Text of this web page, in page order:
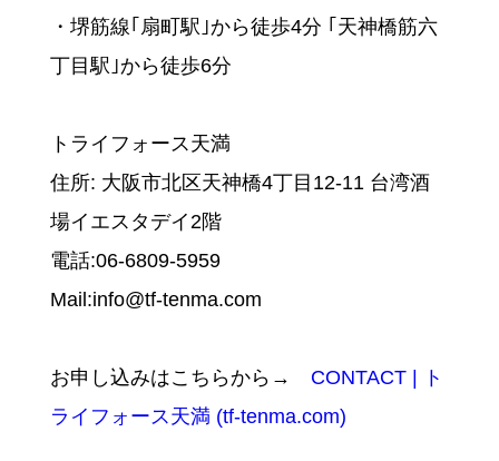
・堺筋線｢扇町駅｣から徒歩4分 ｢天神橋筋六
丁目駅｣から徒歩6分
トライフォース天満
住所: 大阪市北区天神橋4丁目12-11 台湾酒
場イエスタデイ2階
電話:06-6809-5959
Mail:info@tf-tenma.com
お申し込みはこちらから→ CONTACT | ト
ライフォース天満 (tf-tenma.com)